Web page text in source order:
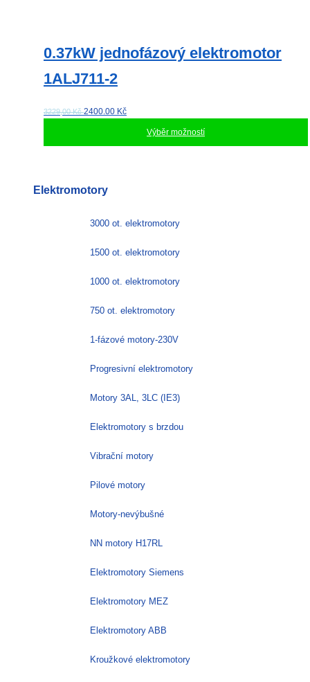
0.37kW jednofázový elektromotor
1ALJ711-2
3229,00 Kč2400.00 Kč
Výběr možností
více
Elektromotory
3000 ot. elektromotory
1500 ot. elektromotory
1000 ot. elektromotory
750 ot. elektromotory
1-fázové motory-230V
Progresivní elektromotory
Motory 3AL, 3LC (IE3)
Elektromotory s brzdou
Vibrační motory
Pilové motory
Motory-nevýbušné
NN motory H17RL
Elektromotory Siemens
Elektromotory MEZ
Elektromotory ABB
Kroužkové elektromotory